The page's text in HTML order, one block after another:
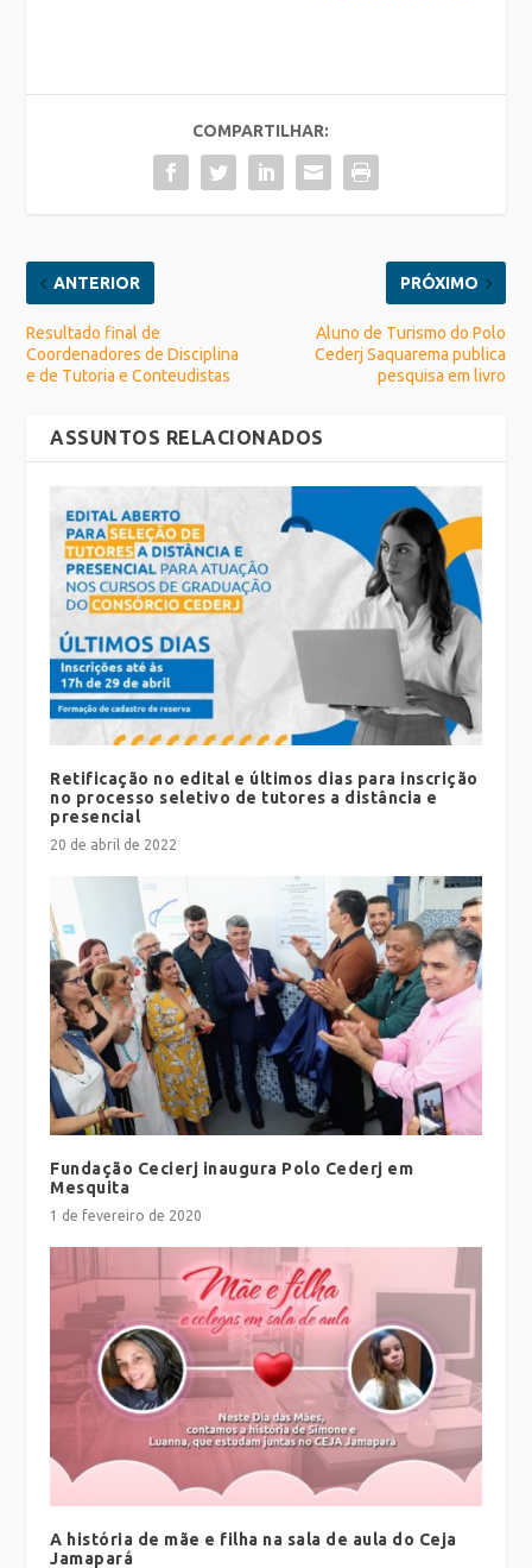
COMPARTILHAR:
ANTERIOR
Resultado final de
Coordenadores de Disciplina
e de Tutoria e Conteudistas
PRÓXIMO
Aluno de Turismo do Polo
Cederj Saquarema publica
pesquisa em livro
ASSUNTOS RELACIONADOS
Retificação no edital e últimos dias para inscrição
no processo seletivo de tutores a distância e
presencial
20 de abril de 2022
Fundação Cecierj inaugura Polo Cederj em
Mesquita
1 de fevereiro de 2020
A história de mãe e filha na sala de aula do Ceja
Jamapará